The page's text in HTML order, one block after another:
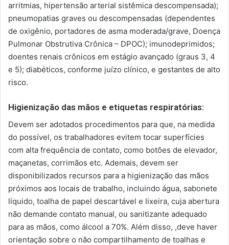
arritmias, hipertensão arterial sistêmica descompensada);
pneumopatias graves ou descompensadas (dependentes
de oxigênio, portadores de asma moderada/grave, Doença
Pulmonar Obstrutiva Crônica – DPOC); imunodeprimidos;
doentes renais crônicos em estágio avançado (graus 3, 4
e 5); diabéticos, conforme juízo clínico, e gestantes de alto
risco.
Higienização das mãos e etiquetas respiratórias:
Devem ser adotados procedimentos para que, na medida
do possível, os trabalhadores evitem tocar superfícies
com alta frequência de contato, como botões de elevador,
maçanetas, corrimãos etc. Ademais, devem ser
disponibilizados recursos para a higienização das mãos
próximos aos locais de trabalho, incluindo água, sabonete
líquido, toalha de papel descartável e lixeira, cuja abertura
não demande contato manual, ou sanitizante adequado
para as mãos, como álcool a 70%. Além disso, ,deve haver
orientação sobre o não compartilhamento de toalhas e